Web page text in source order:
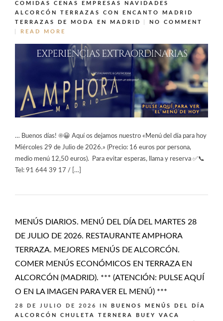
COMIDAS CENAS EMPRESAS NAVIDADES
ALCORCÓN
TERRAZAS CON ENCANTO MADRID
TERRAZAS DE MODA EN MADRID
NO COMMENT
READ MORE
… Buenos días! ☀️😀 Aquí os dejamos nuestro «Menú del día para hoy
Miércoles 29 de Julio de 2026.» (Precio: 16 euros por persona,
medio menú 12,50 euros). Para evitar esperas, llama y reserva ✅📞
Tel: 91 644 39 17 / […]
MENÚS DIARIOS. MENÚ DEL DÍA DEL MARTES 28
DE JULIO DE 2026. RESTAURANTE AMPHORA
TERRAZA. MEJORES MENÚS DE ALCORCÓN.
COMER MENÚS ECONÓMICOS EN TERRAZA EN
ALCORCÓN (MADRID). *** (ATENCIÓN: PULSE AQUÍ
O EN LA IMAGEN PARA VER EL MENÚ) ***
28 DE JULIO DE 2026 IN
BUENOS MENÚS DEL DÍA
ALCORCÓN
CHULETA TERNERA BUEY VACA